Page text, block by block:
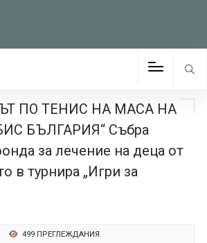
ПО ТЕНИС НА МАСА НА
БЪЛГАРИЯ“ Събра
за лечение на деца от
в турнира „Игри за
499 ПРЕГЛЕЖДАНИЯ